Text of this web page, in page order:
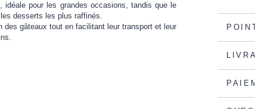
idéale pour les grandes occasions, tandis que le
desserts les plus raffinés.
gâteaux tout en facilitant leur transport et leur